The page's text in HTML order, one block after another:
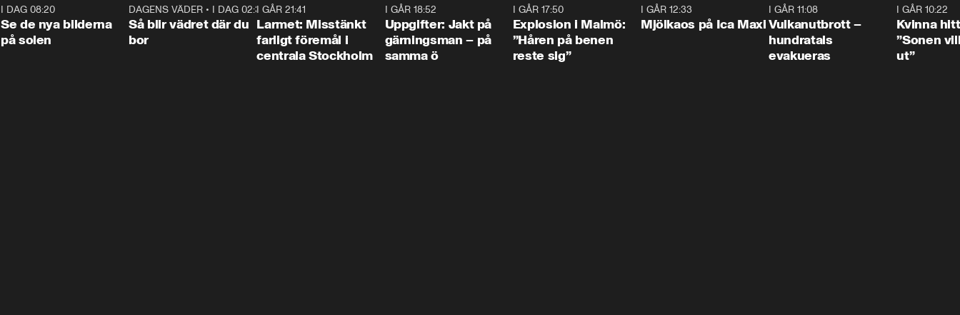
I DAG 08:20
Se de nya bilderna
på solen
1:06
DAGENS VÄDER • I DAG 02:30
Så blir vädret där du
bor
I GÅR 21:41
Larmet: Misstänkt
farligt föremål i
centrala Stockholm
I GÅR 18:52
Uppgifter: Jakt på
gärningsman – på
samma ö
I GÅR 17:50
Explosion i Malmö:
”Håren på benen
reste sig”
I GÅR 12:33
Mjölkaos på Ica Maxi
I GÅR 11:08
Vulkanutbrott –
hundratals
evakueras
I GÅR 10:22
Kvinna
”Sonen
ut”